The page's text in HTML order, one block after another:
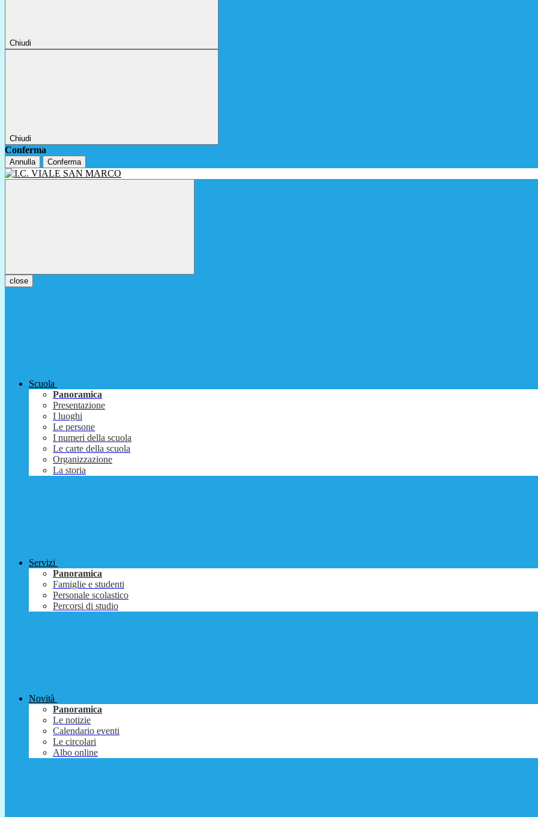
Chiudi
Chiudi
Conferma
Annulla Conferma
close
Scuola
Panoramica
Presentazione
I luoghi
Le persone
I numeri della scuola
Le carte della scuola
Organizzazione
La storia
Servizi
Panoramica
Famiglie e studenti
Personale scolastico
Percorsi di studio
Novità
Panoramica
Le notizie
Calendario eventi
Le circolari
Albo online